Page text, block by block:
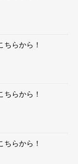
ちらから！
ちらから！
ちらから！